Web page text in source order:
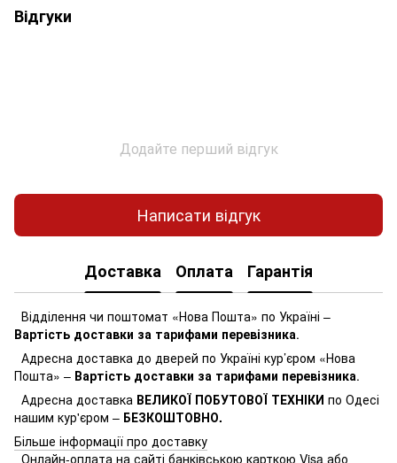
Відгуки
Додайте перший відгук
Написати відгук
Доставка Оплата Гарантія
Відділення чи поштомат «Нова Пошта» по Україні –
Вартість доставки за тарифами перевізника.
Адресна доставка до дверей по Україні кур’єром «Нова
Пошта» – Вартість доставки за тарифами перевізника.
Адресна доставка ВЕЛИКОЇ ПОБУТОВОЇ ТЕХНІКИ по Одесі
нашим кур'єром – БЕЗКОШТОВНО.
Більше інформації про доставку
Онлайн-оплата на сайті банківською карткою Visa або